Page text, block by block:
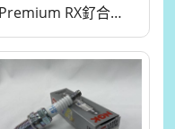
Premium RX釕合金
星塞 BKR5ERX-